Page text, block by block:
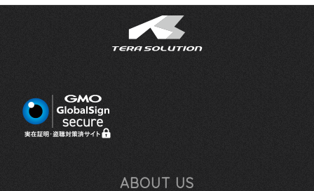
ABOUT US